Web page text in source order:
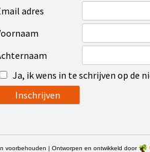
adres
Ja, ik wens in te schrijven op de
voorbehouden | Ontworpen en ontwikkeld door